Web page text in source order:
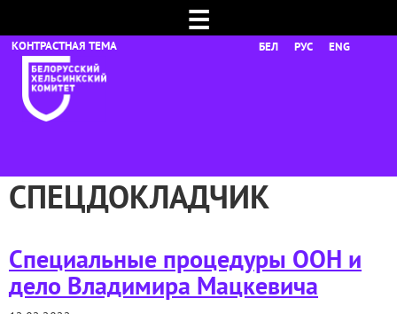
☰
БЕЛ РУС ENG
СПЕЦДОКЛАДЧИК
Специальные процедуры ООН и
дело Владимира Мацкевича